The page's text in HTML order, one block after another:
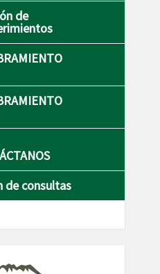
de
de consultas